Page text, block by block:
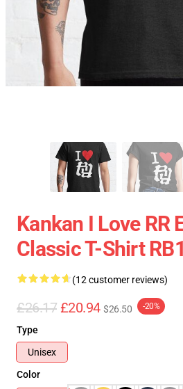
Kankan I Love RR
Classic T-Shirt
(12 customer reviews)
£26.17 £20.94 $26.50 -20%
Type
Unisex
Color